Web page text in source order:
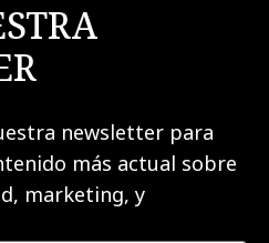
newsletter para
más actual sobre
marketing, y